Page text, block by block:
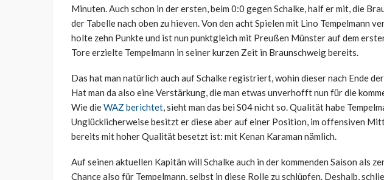
Minuten. Auch schon in der ersten, beim 0:0 gegen Schalke, half er mit, die
der Tabelle nach oben zu hieven. Von den acht Spielen mit Lino Tempelmann
holte zehn Punkte und ist nun punktgleich mit Preußen Münster auf dem
Tore erzielte Tempelmann in seiner kurzen Zeit in Braunschweig bereits.
Das hat man natürlich auch auf Schalke registriert, wohin dieser nach Ende
Hat man da also eine Verstärkung, die man etwas unverhofft nun für die
Wie dieWAZ berichtet, sieht man das bei S04 nicht so. Qualität habe
Unglücklicherweise besitzt er diese aber auf einer Position, im offensiven
bereits mit hoher Qualität besetzt ist: mit Kenan Karaman nämlich.
Auf seinen aktuellen Kapitän will Schalke auch in der kommenden Saison als
Chance also für Tempelmann, selbst in diese Rolle zu schlüpfen. Deshalb,